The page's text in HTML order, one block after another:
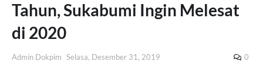
Tahun, Sukabumi Ingin Melesat
di 2020
Admin Dokpim Selasa, Desember 31, 2019 0